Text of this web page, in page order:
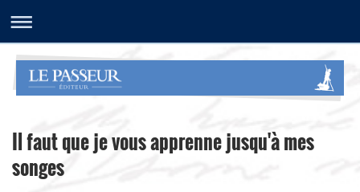
Il faut que je vous apprenne jusqu'à mes
songes